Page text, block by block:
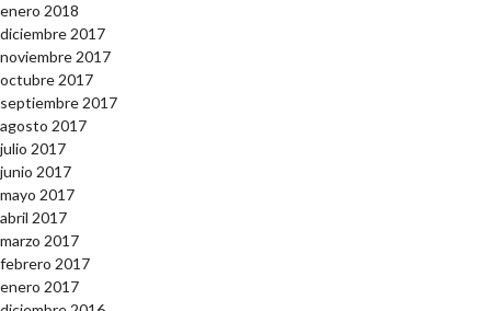
enero 2018
diciembre 2017
noviembre 2017
octubre 2017
septiembre 2017
agosto 2017
julio 2017
junio 2017
mayo 2017
abril 2017
marzo 2017
febrero 2017
enero 2017